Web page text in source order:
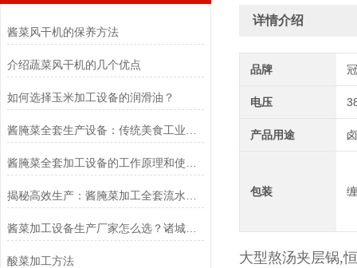
酱菜风干机的保养方法
介绍蔬菜风干机的几个优点
如何选择玉米加工设备的润滑油？
酱菜加工设备生产厂家怎么选？诸城冠通机械为您支招
酸菜加工方法
详情介绍
品牌
电压
产品用途
包装
大型熬汤夹层锅,